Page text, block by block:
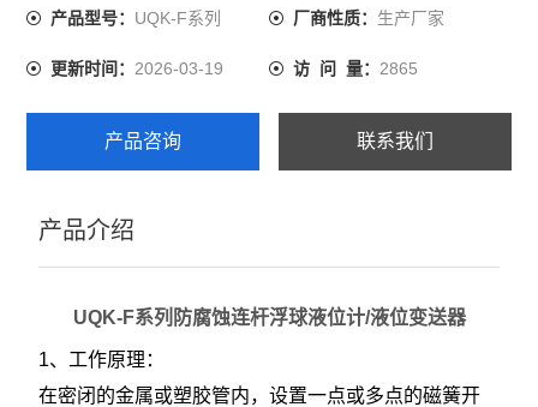
测量精度 选择 工作温度 选择（℃） 材质 选择
产品型号： UQK-F系列 厂商性质： 生产厂家
更新时间：2026-03-19 访 问 量： 2865
产品咨询 联系我们
产品介绍
UQK-F系列防腐蚀连杆浮球液位计/液位变送器
1、工作原理：
在密闭的金属或塑胶管内，设置一点或多点的磁簧开